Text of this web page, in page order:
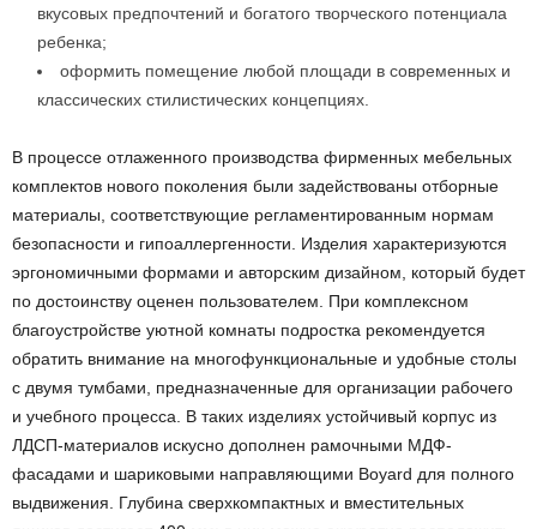
вкусовых предпочтений и богатого творческого потенциала
ребенка;
оформить помещение любой площади в современных и
классических стилистических концепциях.
В процессе отлаженного производства фирменных мебельных
комплектов нового поколения были задействованы отборные
материалы, соответствующие регламентированным нормам
безопасности и гипоаллергенности. Изделия характеризуются
эргономичными формами и авторским дизайном, который будет
по достоинству оценен пользователем. При комплексном
благоустройстве уютной комнаты подростка рекомендуется
обратить внимание на многофункциональные и удобные столы
с двумя тумбами, предназначенные для организации рабочего
и учебного процесса. В таких изделиях устойчивый корпус из
ЛДСП-материалов искусно дополнен рамочными МДФ-
фасадами и шариковыми направляющими Boyard для полного
выдвижения. Глубина сверхкомпактных и вместительных